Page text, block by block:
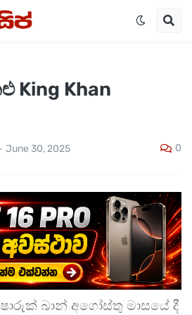
King Khan
June 30, 2025 0
ඛාන් අගෝස්තු මාසයේ දී